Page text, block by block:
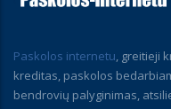
Paskolos internetu, greitieji
kreditas, paskolos
bendrovių palyginimas,